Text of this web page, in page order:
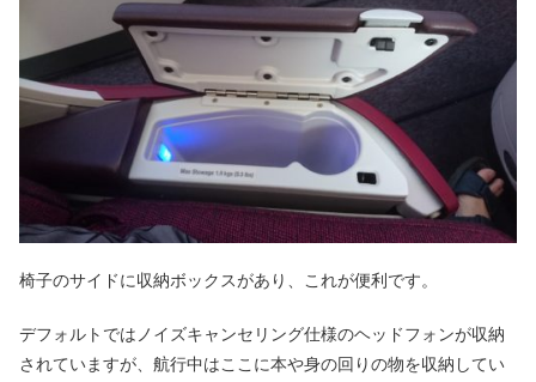
椅子のサイドに収納ボックスがあり、これが便利です。
デフォルトではノイズキャンセリング仕様のヘッドフォンが収納
されていますが、航行中はここに本や身の回りの物を収納してい